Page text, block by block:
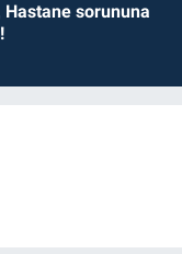
Hastane sorununa